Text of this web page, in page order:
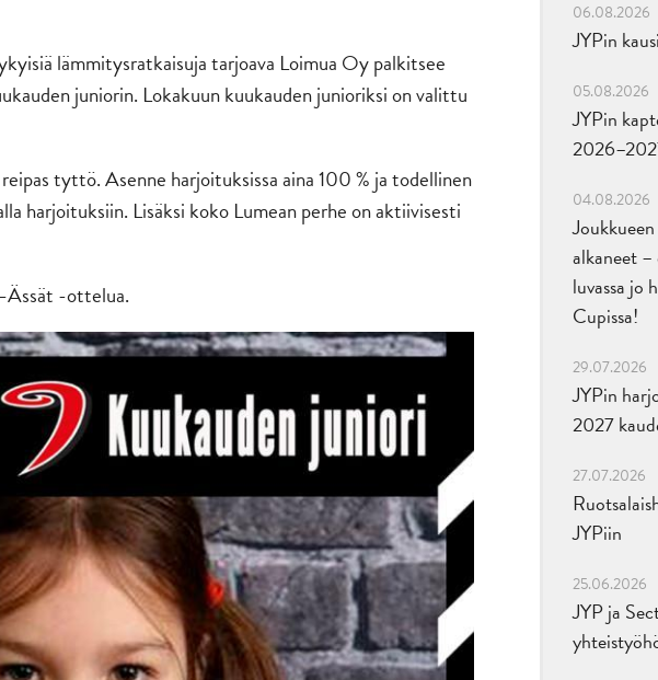
lämmitysratkaisuja tarjoava Loimua Oy palkitsee
juniorin. Lokakuun kuukauden junioriksi on valittu
tyttö. Asenne harjoituksissa aina 100 % ja todellinen
harjoituksiin. Lisäksi koko Lumean perhe on aktiivisesti
-ottelua.
06.08.2026
JYPin
05.08.2026
JYPin
04.08.2026
alkaneet
luvassa jo
Cupissa!
29.07.2026
JYPin
2027
27.07.2026
JYPiin
25.06.2026
JYP ja